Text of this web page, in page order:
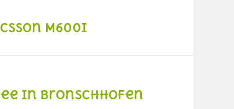
M600i
in Bronschhofen